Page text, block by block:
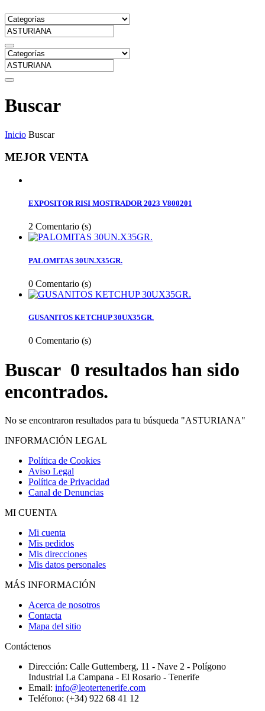
Buscar
Inicio Buscar
MEJOR VENTA
EXPOSITOR RISI MOSTRADOR 2023 V800201
2 Comentario (s)
PALOMITAS 30UN.X35GR.
0 Comentario (s)
GUSANITOS KETCHUP 30UX35GR.
0 Comentario (s)
Buscar 0 resultados han sido
encontrados.
No se encontraron resultados para tu búsqueda "ASTURIANA"
INFORMACIÓN LEGAL
Política de Cookies
Aviso Legal
Política de Privacidad
Canal de Denuncias
MI CUENTA
Mi cuenta
Mis pedidos
Mis direcciones
Mis datos personales
MÁS INFORMACIÓN
Acerca de nosotros
Contacta
Mapa del sitio
Contáctenos
Dirección: Calle Guttemberg, 11 - Nave 2 - Polígono
Industrial La Campana - El Rosario - Tenerife
Email: info@leotertenerife.com
Teléfono: (+34) 922 68 41 12